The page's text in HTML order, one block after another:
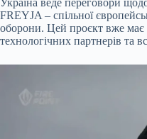
Україна веде переговори
FREYJA – спільної
оборони. Цей проєкт вже
технологічних партнерів та